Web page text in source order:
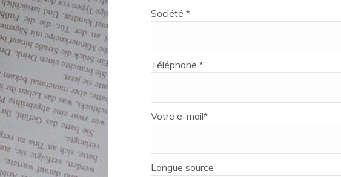
Société *
Téléphone *
Votre e-mail*
Langue source